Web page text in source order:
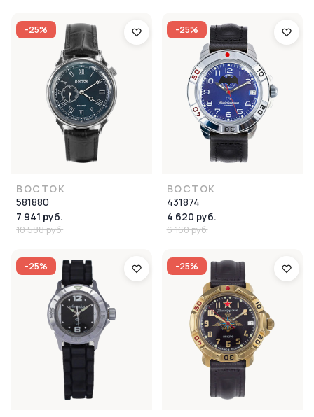
-25%
ВОСТОК
581880
7 941 руб.
10 588 руб.
-25%
ВОСТОК
431874
4 620 руб.
6 160 руб.
-25% -25%